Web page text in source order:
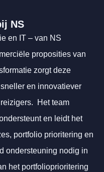
NS
en IT – van NS
proposities van
zorgt deze
en innovatiever
Het team
en leidt het
portfolio prioritering en
ondersteuning nodig in
het portfolioprioritering